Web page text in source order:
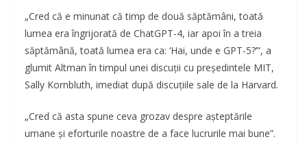
„Cred că e minunat că timp de două săptămâni, toată
lumea era îngrijorată de ChatGPT-4, iar apoi în a treia
săptămână, toată lumea era ca: ‘Hai, unde e GPT-5?’”, a
glumit Altman în timpul unei discuții cu președintele MIT,
Sally Kornbluth, imediat după discuțiile sale de la Harvard.
„Cred că asta spune ceva grozav despre așteptările
umane și eforturile noastre de a face lucrurile mai bune”.